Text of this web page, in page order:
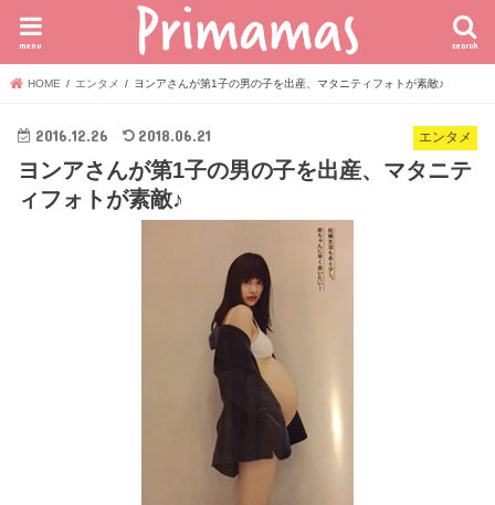
search
menu
HOME エンタメ ヨンアさんが第1子の男の子を出産、マタニティフォトが素敵♪
エンタメ
2016.12.26 2018.06.21
ヨンアさんが第1子の男の子を出産、マタニテ
ィフォトが素敵♪